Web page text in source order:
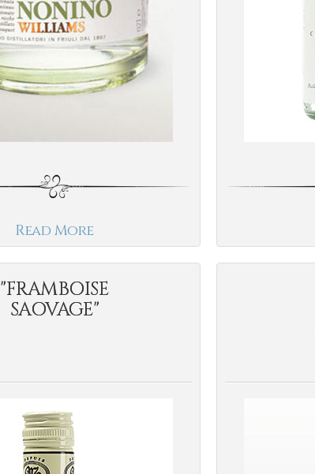
Read More
"FRAMBOISE
SAOVAGE"